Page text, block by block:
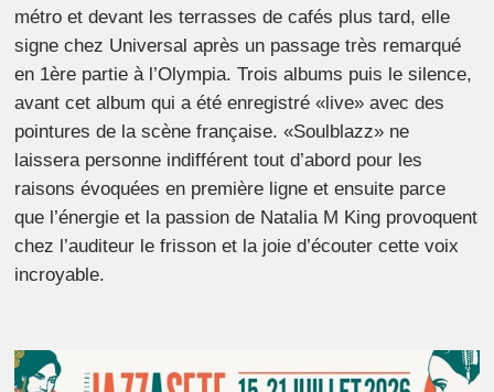
métro et devant les terrasses de cafés plus tard, elle
signe chez Universal après un passage très remarqué
en 1ère partie à l’Olympia. Trois albums puis le silence,
avant cet album qui a été enregistré «live» avec des
pointures de la scène française. «Soulblazz» ne
laissera personne indifférent tout d’abord pour les
raisons évoquées en première ligne et ensuite parce
que l’énergie et la passion de Natalia M King provoquent
chez l’auditeur le frisson et la joie d’écouter cette voix
incroyable.